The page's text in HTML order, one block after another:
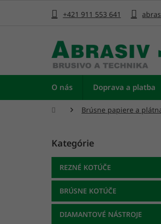
+421 911 553 641
O nás Doprava a platba
DomovBrúsne papiere a
Preskočiť
kategórie
Kategórie
REZNÉ KOTÚČE
BRÚSNE KOTÚČE
DIAMANTOVÉ NÁSTROJE